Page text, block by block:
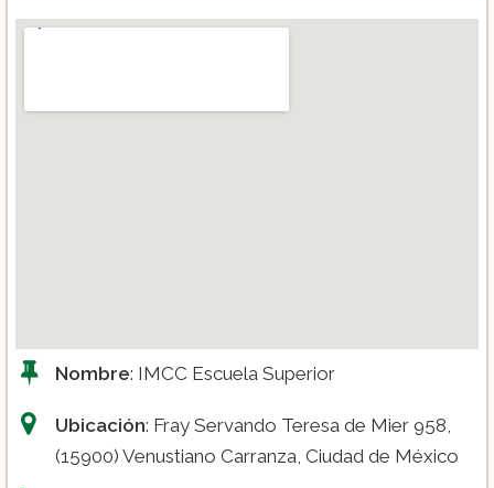
Nombre: IMCC Escuela Superior
Ubicación: Fray Servando Teresa de Mier 958,
(15900) Venustiano Carranza, Ciudad de México